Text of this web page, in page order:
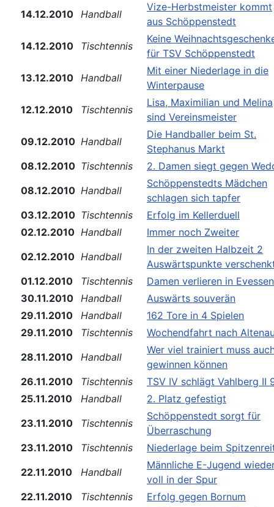
14.12.2010 Handball
Vize-Herbstmeister kommt
aus Schöppenstedt
14.12.2010
Tischtennis
Keine
für TSV Schöppenstedt
13.12.2010 Handball
Mit einer Niederlage in die
Winterpause
12.12.2010
Tischtennis
Lisa, Maximilian und Melina
sind Vereinsmeister
09.12.2010 Handball
Die Handballer beim St.
Stephanus Markt
08.12.2010 Tischtennis
2. Damen siegt gegen
08.12.2010 Handball
Schöppenstedts Mädchen
schlagen sich tapfer
03.12.2010 Tischtennis
Erfolg im Kellerduell
02.12.2010 Handball
Immer noch Zweiter
02.12.2010 Handball
In der zweiten Halbzeit 2
Auswärtspunkte
01.12.2010
Tischtennis
Damen verlieren in Evessen
30.11.2010 Handball
Auswärts souverän
29.11.2010
Handball
162 Tore in 4 Spielen
29.11.2010
Tischtennis
Wochendfahrt nach
28.11.2010
Handball
Wer viel trainiert muss
gewinnen können
26.11.2010
Tischtennis
TSV IV schlägt Vahlberg II
25.11.2010
Handball
2. Platz gefestigt
23.11.2010
Tischtennis
Schöppenstedt sorgt für
Überraschung
23.11.2010
Tischtennis
Niederlage beim
22.11.2010
Handball
Männliche E-Jugend
voll in der Spur
22.11.2010
Tischtennis
Erfolg gegen Bornum